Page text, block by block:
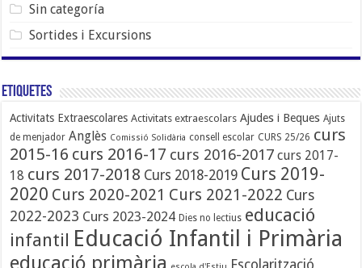
Sin categoría
Sortides i Excursions
Etiquetes
Activitats Extraescolares Activitats extraescolars Ajudes i Beques Ajuts
de menjador Anglès Comissió Solidària consell escolar CURS 25/26 curs
2015-16 curs 2016-17 curs 2016-2017 curs 2017-
18 curs 2017-2018 Curs 2018-2019 Curs 2019-
2020 Curs 2020-2021 Curs 2021-2022 Curs
2022-2023 Curs 2023-2024 Dies no lectius educació
infantil Educació Infantil i Primària
educació primària Escolarització